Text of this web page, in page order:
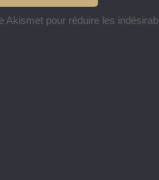
Akismet pour réduire les